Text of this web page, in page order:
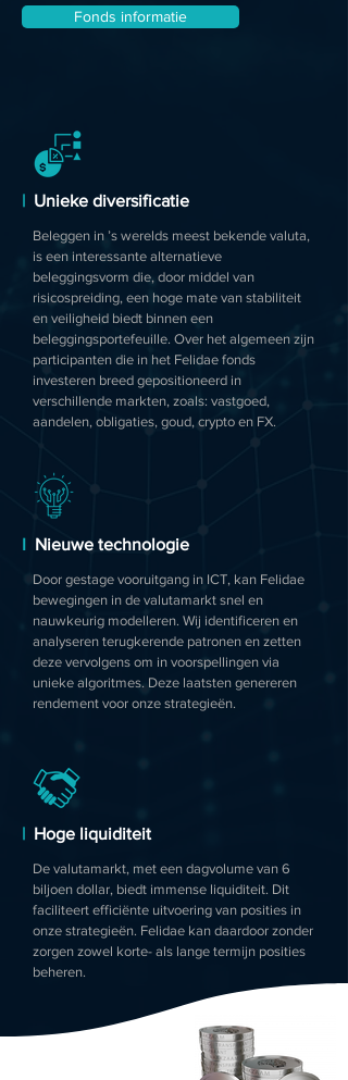
Fonds informatie
| Unieke diversificatie
Beleggen in ’s werelds meest bekende valuta,
is een interessante alternatieve
beleggingsvorm die, door middel van
risicospreiding, een hoge mate van stabiliteit
en veiligheid biedt binnen een
beleggingsportefeuille. Over het algemeen zijn
participanten die in het Felidae fonds
investeren breed gepositioneerd in
verschillende markten, zoals: vastgoed,
aandelen, obligaties, goud, crypto en FX.
I Nieuwe technologie
Door gestage vooruitgang in ICT, kan Felidae
bewegingen in de valutamarkt snel en
nauwkeurig modelleren. Wij identificeren en
analyseren terugkerende patronen en zetten
deze vervolgens om in voorspellingen via
unieke algoritmes. Deze laatsten genereren
rendement voor onze strategieën.
| Hoge liquiditeit
De valutamarkt, met een dagvolume van 6
biljoen dollar, biedt immense liquiditeit. Dit
faciliteert efficiënte uitvoering van posities in
onze strategieën. Felidae kan daardoor zonder
zorgen zowel korte- als lange termijn posities
beheren.